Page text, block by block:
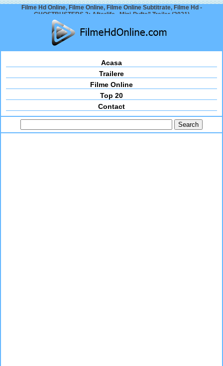
Filme Hd Online, Filme Online, Filme Online Subtitrate, Filme Hd -
GHOSTBUSTERS 3: Afterlife „Mini-Pufts” Trailer (2021)
Acasa
Trailere
Filme Online
Top 20
Contact